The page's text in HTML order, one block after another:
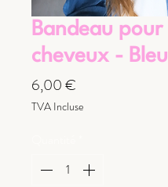
Bandeau pour
cheveux - Bleu
6,00 €
TVA Incluse